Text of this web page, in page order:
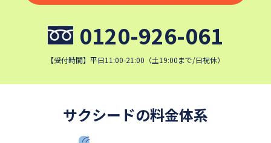
星野学園中学校
かえつ有明中学校
浜中学校
カリタス女子中学校
東京電機大学中学校
0120-926-061
【受付時間】平日11:00-21:00（土19:00まで/日祝休）
サクシードの料金体系